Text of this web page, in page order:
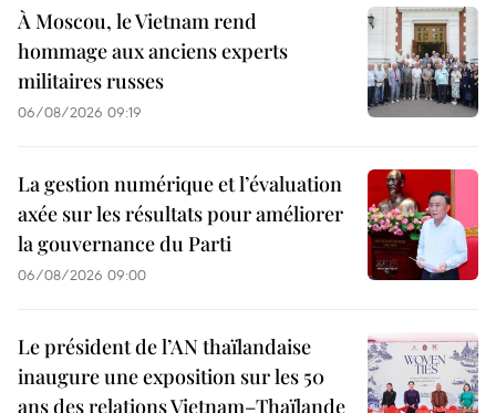
À Moscou, le Vietnam rend
hommage aux anciens experts
militaires russes
06/08/2026 09:19
La gestion numérique et l’évaluation
axée sur les résultats pour améliorer
la gouvernance du Parti
06/08/2026 09:00
Le président de l’AN thaïlandaise
inaugure une exposition sur les 50
ans des relations Vietnam–Thaïlande